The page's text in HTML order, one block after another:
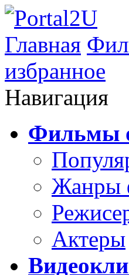
Главная
избранное
Навигация
Фильмы
Жанры
Актеры